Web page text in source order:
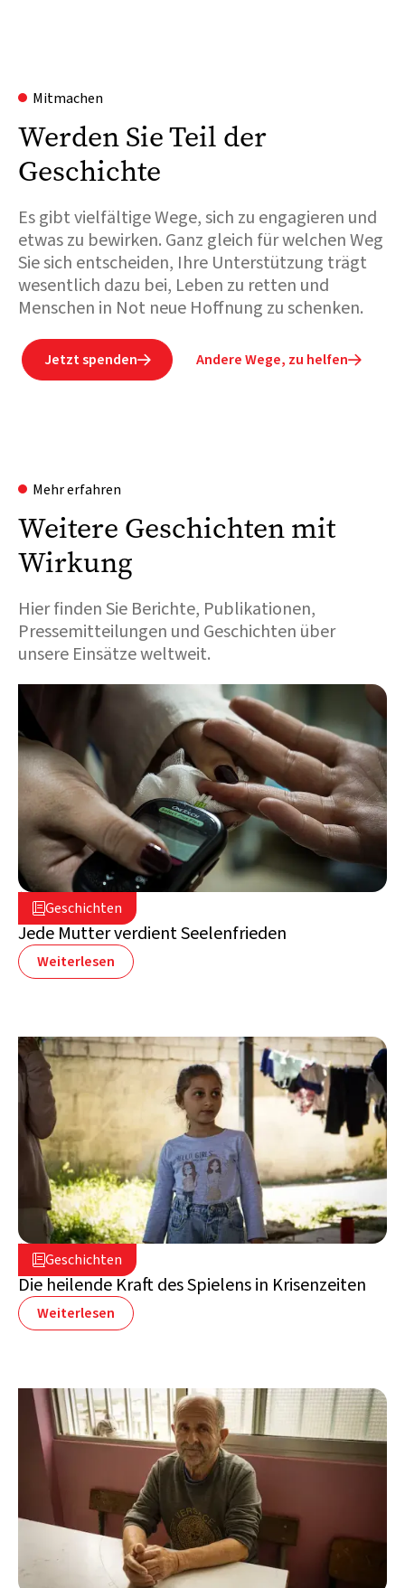
Mitmachen
Werden Sie Teil der
Geschichte
Es gibt vielfältige Wege, sich zu engagieren und
etwas zu bewirken. Ganz gleich für welchen Weg
Sie sich entscheiden, Ihre Unterstützung trägt
wesentlich dazu bei, Leben zu retten und
Menschen in Not neue Hoffnung zu schenken.
Jetzt spenden Andere Wege, zu helfen
Mehr erfahren
Weitere Geschichten mit
Wirkung
Hier finden Sie Berichte, Publikationen,
Pressemitteilungen und Geschichten über
unsere Einsätze weltweit.
Geschichten
5. August 2026
Libanon
Jede Mutter verdient Seelenfrieden
Weiterlesen
Geschichten
16. Juli 2026
Libanon
Die heilende Kraft des Spielens in Krisenzeiten
Weiterlesen